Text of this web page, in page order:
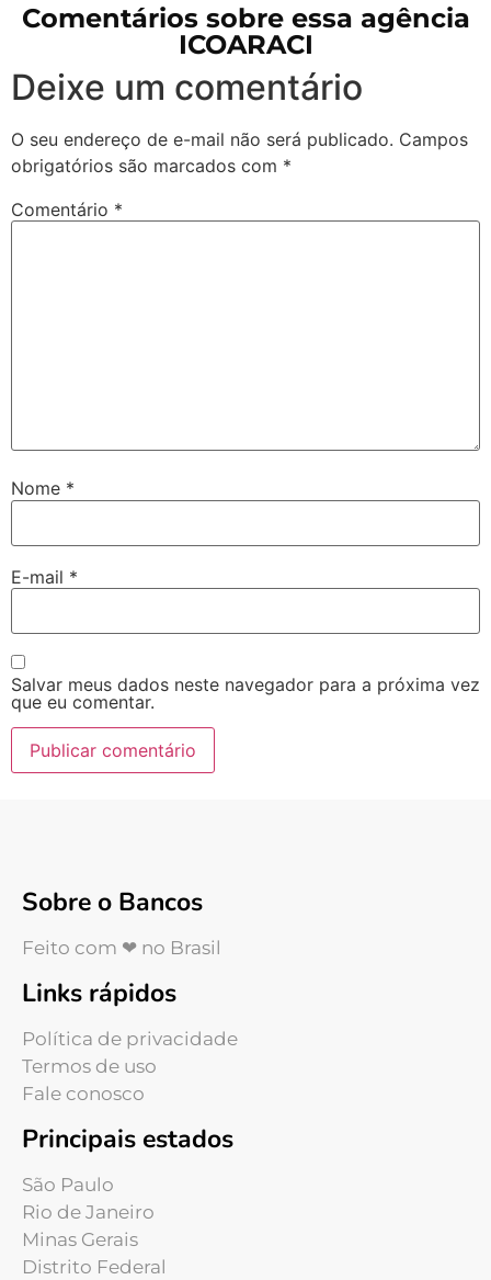
Comentários sobre essa agência
ICOARACI
Deixe um comentário
O seu endereço de e-mail não será publicado. Campos
obrigatórios são marcados com *
Comentário *
Nome *
E-mail *
Salvar meus dados neste navegador para a próxima vez
que eu comentar.
Sobre o Bancos
Feito com ❤ no Brasil
Links rápidos
Política de privacidade
Termos de uso
Fale conosco
Principais estados
São Paulo
Rio de Janeiro
Minas Gerais
Distrito Federal